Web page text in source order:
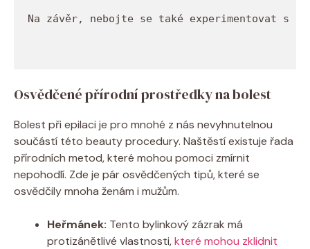
Na závěr, nebojte se také experimentovat s
Osvědčené přírodní⁣ prostředky ⁤na ⁢bolest
Bolest při epilaci je pro ‌mnohé‍ z nás nevyhnutelnou
součástí ⁣této beauty⁢ procedury.⁤ Naštěstí‌ existuje řada
⁣přírodních ​metod,‌ které‌ mohou ​pomoci⁤ zmírnit
nepohodlí. Zde je pár osvědčených tipů, které se⁣
osvědčily mnoha ‍ženám i mužům.
Heřmánek: Tento bylinkový zázrak má
protizánětlivé vlastnosti, ​které mohou zklidnit